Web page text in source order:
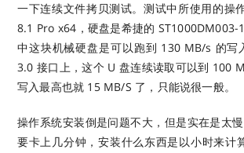
一下连续文件拷贝测试。测试中所使用的操
8.1 Pro x64，硬盘是希捷的 ST1000DM003-
中这块机械硬盘是可以跑到 130 MB/s 的写
3.0 接口上，这个 U 盘连续读取可以到 100
写入最高也就 15 MB/S 了，只能说很一般。
操作系统安装倒是问题不大，但是实在是太
要卡上几分钟，安装什么东西是以小时来计